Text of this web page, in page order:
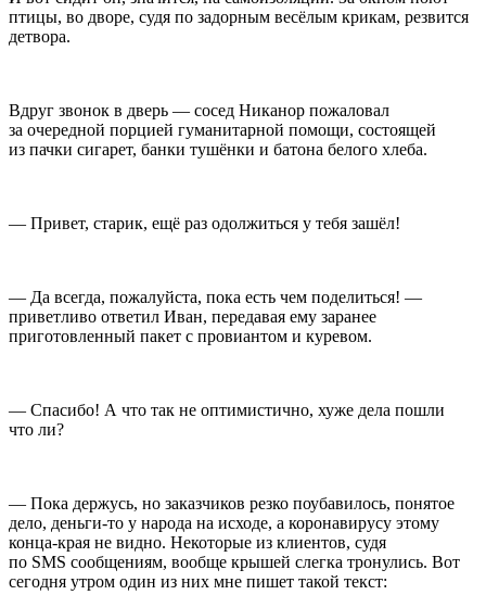
птицы, во дворе, судя по задорным весёлым крикам, резвится
детвора.
Вдруг звонок в дверь — сосед Никанор пожаловал
за очередной порцией гуманитарной помощи, состоящей
из пачки сигарет, банки тушёнки и батона белого хлеба.
— Привет, старик, ещё раз одолжиться у тебя зашёл!
— Да всегда, пожалуйста, пока есть чем поделиться! —
приветливо ответил Иван, передавая ему заранее
приготовленный пакет с провиантом и куревом.
— Спасибо! А что так не оптимистично, хуже дела пошли
что ли?
— Пока держусь, но заказчиков резко поубавилось, понятое
дело, деньги-то у народа на исходе, а коронавирусу этому
конца-края не видно. Некоторые из клиентов, судя
по SMS сообщениям, вообще крышей слегка тронулись. Вот
сегодня утром один из них мне пишет такой текст: